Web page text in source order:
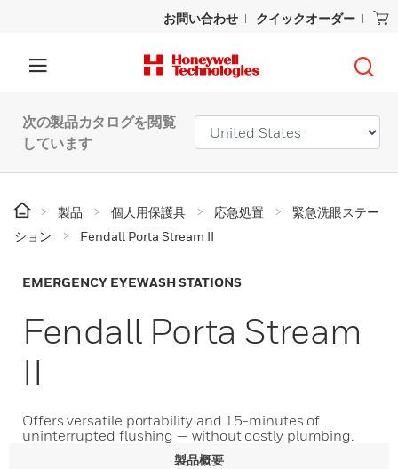
お問い合わせ クイックオーダー
次の製品カタログを閲覧
しています
製品 個人用保護具 応急処置
緊急洗眼ステー
ション
Fendall Porta Stream II
EMERGENCY EYEWASH STATIONS
Fendall Porta Stream
II
Offers versatile portability and 15-minutes of
uninterrupted flushing — without costly plumbing.
製品概要